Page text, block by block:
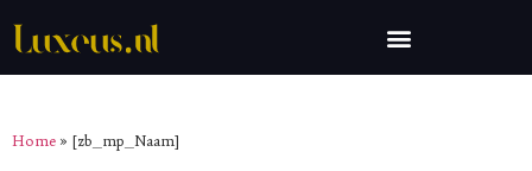
Home » [zb_mp_Naam]